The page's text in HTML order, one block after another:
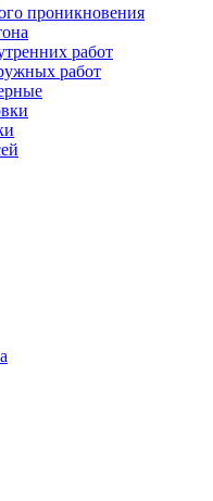
проникновения
работ
работ